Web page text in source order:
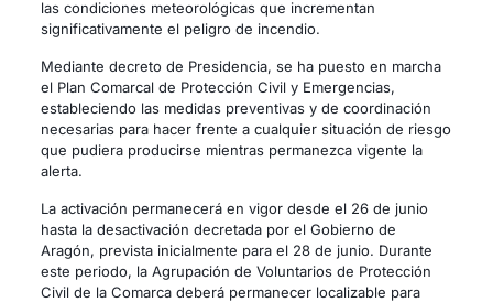
las condiciones meteorológicas que incrementan
significativamente el peligro de incendio.
Mediante decreto de Presidencia, se ha puesto en marcha
el Plan Comarcal de Protección Civil y Emergencias,
estableciendo las medidas preventivas y de coordinación
necesarias para hacer frente a cualquier situación de riesgo
que pudiera producirse mientras permanezca vigente la
alerta.
La activación permanecerá en vigor desde el 26 de junio
hasta la desactivación decretada por el Gobierno de
Aragón, prevista inicialmente para el 28 de junio. Durante
este periodo, la Agrupación de Voluntarios de Protección
Civil de la Comarca deberá permanecer localizable para